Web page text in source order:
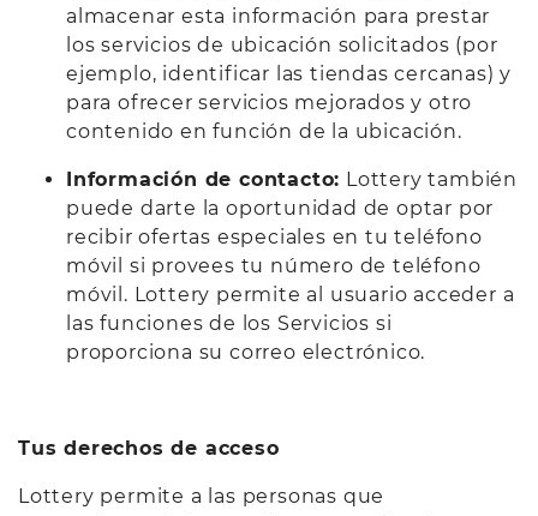
almacenar esta información para prestar
los servicios de ubicación solicitados (por
ejemplo, identificar las tiendas cercanas) y
para ofrecer servicios mejorados y otro
contenido en función de la ubicación.
Información de contacto: Lottery también
puede darte la oportunidad de optar por
recibir ofertas especiales en tu teléfono
móvil si provees tu número de teléfono
móvil. Lottery permite al usuario acceder a
las funciones de los Servicios si
proporciona su correo electrónico.
Tus derechos de acceso
Lottery permite a las personas que